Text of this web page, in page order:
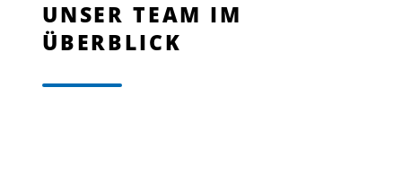
UNSER TEAM IM
ÜBERBLICK